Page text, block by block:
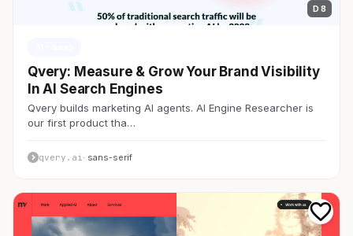
D 8
Qvery: Measure & Grow Your Brand Visibility
In AI Search Engines
Qvery builds marketing AI agents. AI Engine Researcher is
our first product tha…
qvery.ai · sans-serif